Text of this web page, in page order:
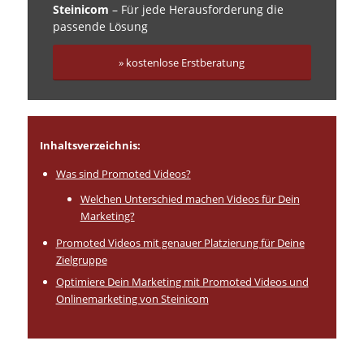
Steinicom – Für jede Herausforderung die
passende Lösung
» kostenlose Erstberatung
Inhaltsverzeichnis:
Was sind Promoted Videos?
Welchen Unterschied machen Videos für Dein
Marketing?
Promoted Videos mit genauer Platzierung für Deine
Zielgruppe
Optimiere Dein Marketing mit Promoted Videos und
Onlinemarketing von Steinicom